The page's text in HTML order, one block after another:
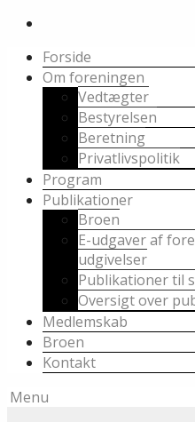
Forside
Om foreningen
Vedtægter
Bestyrelsen
Beretning
Privatlivspolitik
Program
Publikationer
Broen
E-udgaver af
udgivelser
Publikationer til
Oversigt over
Medlemskab
Broen
Kontakt
Menu